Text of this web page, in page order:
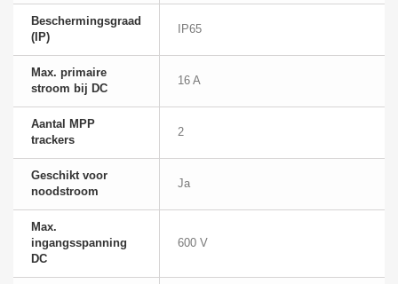
Beschermingsgraad
(IP)
IP65
Max. primaire
stroom bij DC
16 A
Aantal MPP
trackers
2
Geschikt voor
noodstroom
Ja
Max.
ingangsspanning
DC
600 V